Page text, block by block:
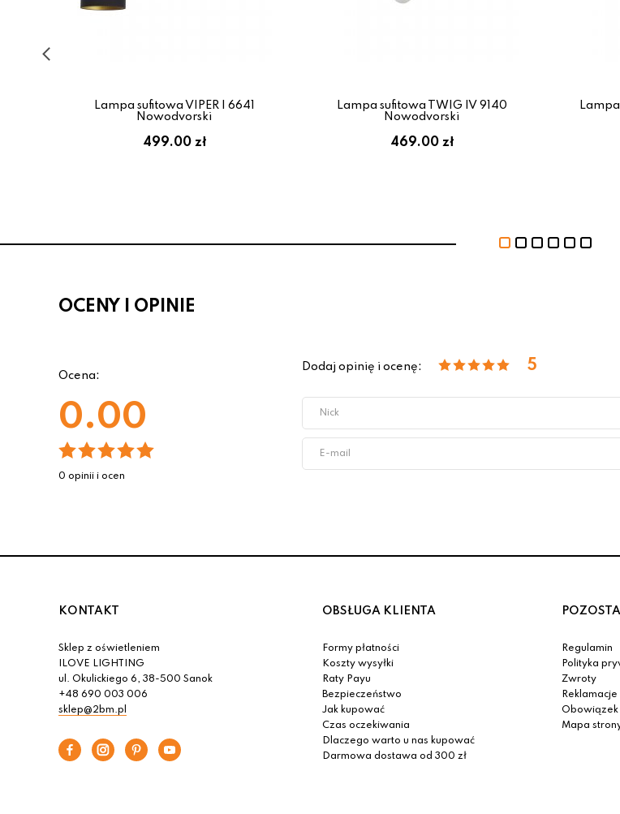
Lampa sufitowa VIPER I 6641
Nowodvorski
499.00 zł
Lampa sufitowa TWIG IV 9140
Nowodvorski
469.00 zł
OCENY I OPINIE
Ocena:
0.00
0 opinii i ocen
Dodaj opinię i ocenę: 5
KONTAKT
Sklep z oświetleniem
ILOVE LIGHTING
ul. Okulickiego 6, 38-500 Sanok
+48 690 003 006
sklep@2bm.pl
OBSŁUGA KLIENTA
Formy płatności
Koszty wysyłki
Raty Payu
Bezpieczeństwo
Jak kupować
Czas oczekiwania
Dlaczego warto u nas kupować
Darmowa dostawa od 300 zł
Regulamin
Polityka
Zwroty
Reklamacje
Obowiązek
Mapa